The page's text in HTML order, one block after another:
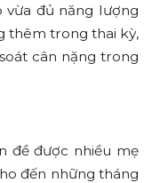
vừa đủ năng lượng
thêm trong thai kỳ,
cân nặng trong
đề được nhiều mẹ
đến những tháng